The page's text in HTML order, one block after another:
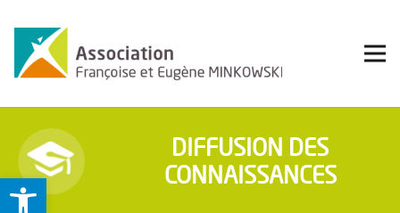
Ouvrir la barre d’outils
DIFFUSION DES
CONNAISSANCES